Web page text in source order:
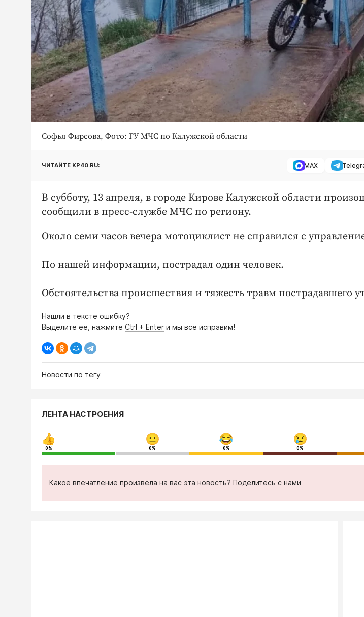
Софья Фирсова, Фото: ГУ МЧС по Калужской области
ЧИТАЙТЕ KP40.RU: MAX
В субботу, 13 апреля, в городе Кирове Калужской области
сообщили в пресс-службе МЧС по региону.
Около семи часов вечера мотоциклист не справился с
По нашей информации, пострадал один человек.
Обстоятельства происшествия и тяжесть травм пострадавшего
Нашли в тексте ошибку?
Выделите её, нажмите Ctrl + Enter и мы всё исправим!
Новости по тегу
ЛЕНТА НАСТРОЕНИЯ
0% 0% 0% 0%
Какое впечатление произвела на вас эта новость? Поделитесь с нами